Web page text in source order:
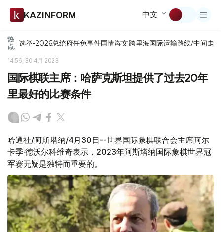
KAZINFORM 中文
热
点: 选举-2026总统府任免事件国情咨文跨里海国际运输路线/中间走廊
14:56, 30 4月 2023
国际棋联主席：哈萨克斯坦提供了过去20年
里最好的比赛条件
哈通社/阿斯塔纳/4月30日--世界国际象棋联合会主席阿尔
卡季·德沃尔科维奇表示，2023年阿斯塔纳国际象棋世界冠
军赛无疑是独特而重要的。